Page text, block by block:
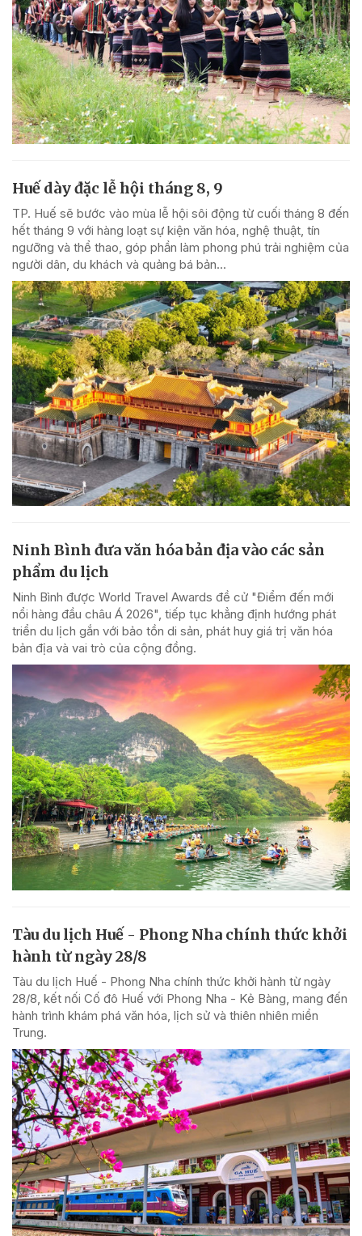
Huế dày đặc lễ hội tháng 8, 9
TP. Huế sẽ bước vào mùa lễ hội sôi động từ cuối tháng 8 đến
hết tháng 9 với hàng loạt sự kiện văn hóa, nghệ thuật, tín
ngưỡng và thể thao, góp phần làm phong phú trải nghiệm của
người dân, du khách và quảng bá bản...
Ninh Bình đưa văn hóa bản địa vào các sản
phẩm du lịch
Ninh Bình được World Travel Awards đề cử "Điểm đến mới
nổi hàng đầu châu Á 2026", tiếp tục khẳng định hướng phát
triển du lịch gắn với bảo tồn di sản, phát huy giá trị văn hóa
bản địa và vai trò của cộng đồng.
Tàu du lịch Huế - Phong Nha chính thức khởi
hành từ ngày 28/8
Tàu du lịch Huế - Phong Nha chính thức khởi hành từ ngày
28/8, kết nối Cố đô Huế với Phong Nha - Kẻ Bàng, mang đến
hành trình khám phá văn hóa, lịch sử và thiên nhiên miền
Trung.